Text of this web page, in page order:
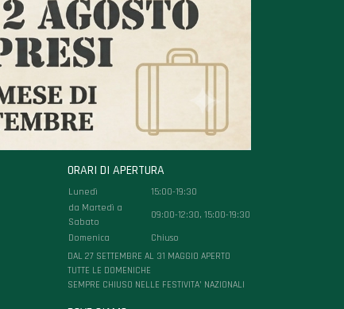
ORARI DI APERTURA
Lunedì
15:00-19:30
da Martedì a
Sabato
09:00-12:30, 15:00-19:30
Domenica
Chiuso
DAL 27 SETTEMBRE AL 31 MAGGIO APERTO
TUTTE LE DOMENICHE
SEMPRE CHIUSO NELLE FESTIVITA’ NAZIONALI